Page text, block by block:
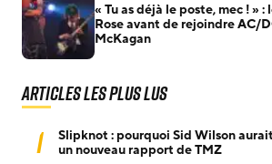
« Tu as déjà le poste, mec ! » :
Rose avant de rejoindre AC/
McKagan
Articles les plus lus
1
Slipknot : pourquoi Sid Wilson
un nouveau rapport de TMZ